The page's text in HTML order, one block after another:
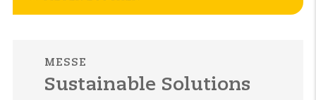
MESSE
Sustainable Solutions